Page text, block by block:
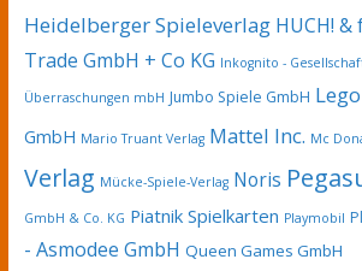
Heidelberger Spieleverlag HUCH!
Trade GmbH + Co KG Inkognito -
Überraschungen mbH Jumbo Spiele GmbH Lego
GmbH Mario Truant Verlag Mattel Inc. Mc
Verlag Mücke-Spiele-Verlag Noris
GmbH & Co. KG Piatnik Spielkarten Playmobil
- Asmodee GmbH Queen Games GmbH